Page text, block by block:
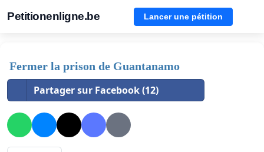
Petitionenligne.be Lancer une pétition
Fermer la prison de Guantanamo
Partager sur Facebook (12)